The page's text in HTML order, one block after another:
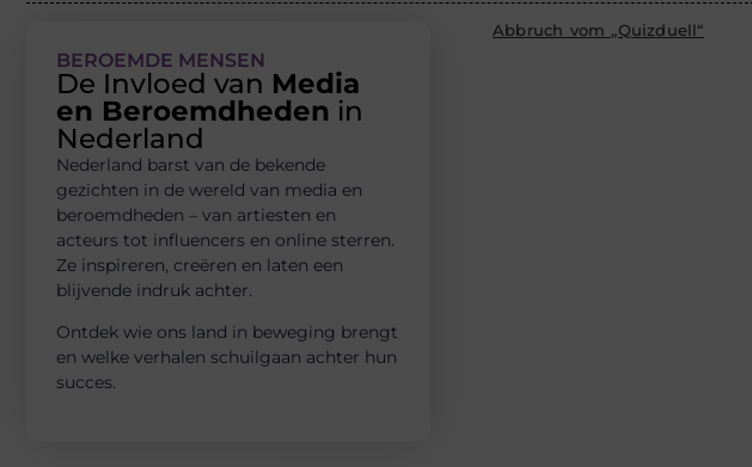
BEROEMDE MENSEN
De Invloed van Media
en Beroemdheden in
Nederland
Nederland barst van de bekende
gezichten in de wereld van media en
beroemdheden – van artiesten en
acteurs tot influencers en online sterren.
Ze inspireren, creëren en laten een
blijvende indruk achter.
Ontdek wie ons land in beweging brengt
en welke verhalen schuilgaan achter hun
succes.
Abbruch vom „Quizduell“